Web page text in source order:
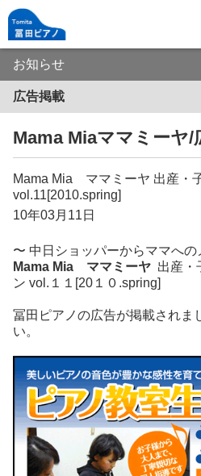
お知らせ
広告掲載
Mama Miaママミーヤ/
Mama Mia ママミーヤ 出産・
vol.11[2010.spring]
10年03月11日
〜 中日ショッパーからママへの
Mama Mia ママミーヤ 出産・
ン vol.１１[20１０.spring]
冨田ピアノの広告が掲載されま
い。